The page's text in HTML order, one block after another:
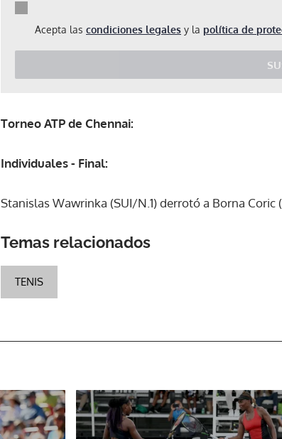
Acepta las condiciones legales y la política de
Torneo ATP de Chennai:
Individuales - Final:
Stanislas Wawrinka (SUI/N.1) derrotó a Borna Coric
Temas relacionados
TENIS